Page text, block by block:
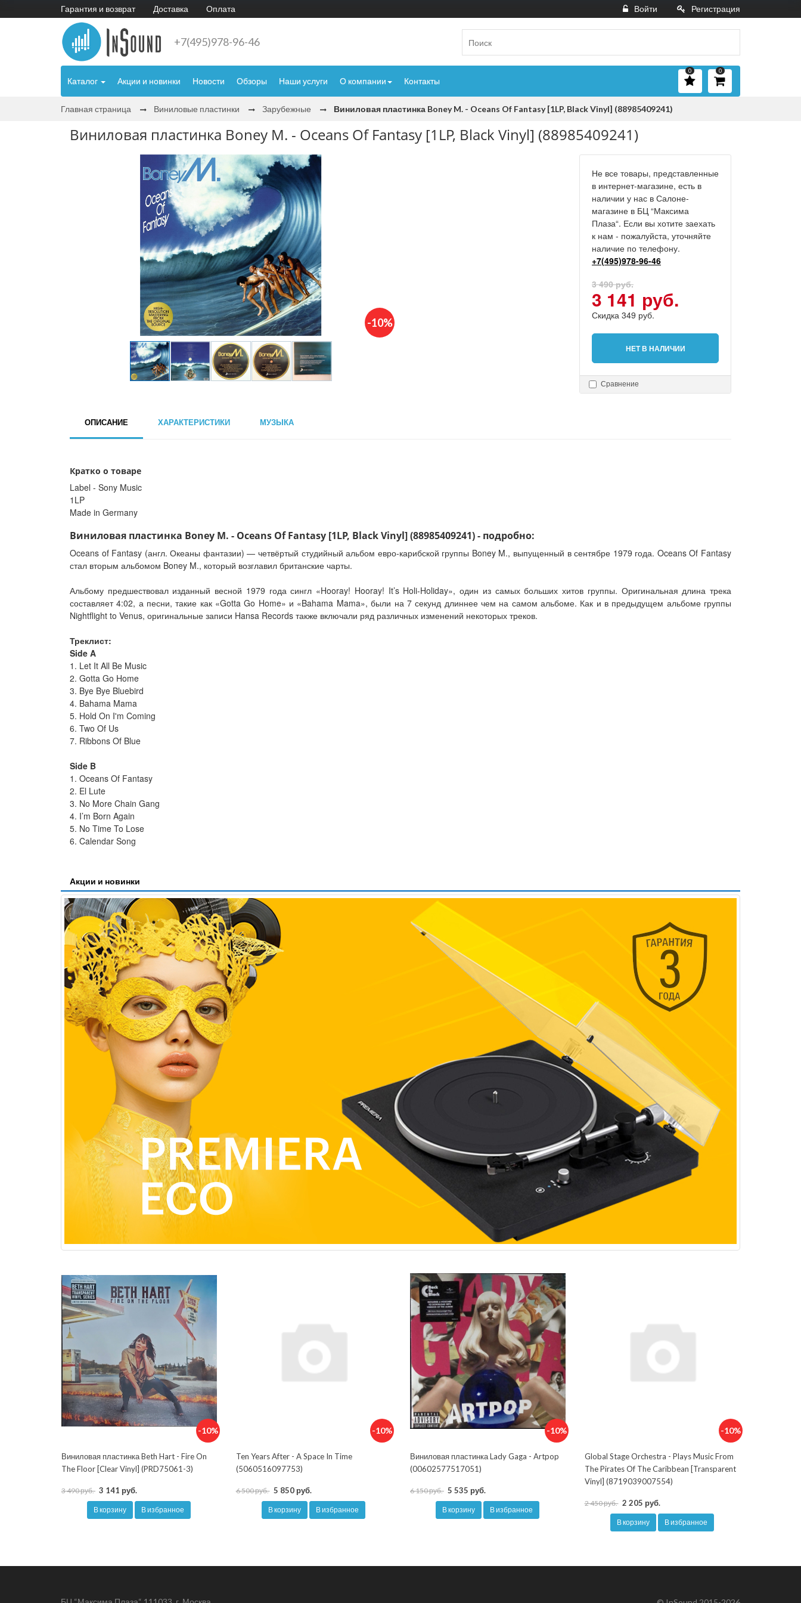
Гарантия и возврат Доставка Оплата Войти Регистрация
+7(495)978-96-46
Каталог Акции и новинки Новости Обзоры Наши услуги О компании Контакты
0
0
Главная страница Виниловые пластинки Зарубежные Виниловая пластинка Boney M. - Oceans Of Fantasy [1LP, Black Vinyl] (88985409241)
Виниловая пластинка Boney M. - Oceans Of Fantasy [1LP, Black Vinyl] (88985409241)
-10%
Не все товары, представленные
в интернет-магазине, есть в
наличии у нас в Салоне-
магазине в БЦ “Максима
Плаза“. Если вы хотите заехать
к нам - пожалуйста, уточняйте
наличие по телефону.
+7(495)978-96-46
3 490 руб.
3 141 руб.
Скидка 349 руб.
НЕТ В НАЛИЧИИ
Сравнение
ОПИСАНИЕ ХАРАКТЕРИСТИКИ МУЗЫКА
Кратко о товаре
Label - Sony Music
1LP
Made in Germany
Виниловая пластинка Boney M. - Oceans Of Fantasy [1LP, Black Vinyl] (88985409241) - подробно:
Oceans of Fantasy (англ. Океаны фантазии) — четвёртый студийный альбом евро-карибской группы Boney M., выпущенный в сентябре 1979 года. Oceans Of Fantasy
стал вторым альбомом Boney M., который возглавил британские чарты.
Альбому предшествовал изданный весной 1979 года сингл «Hooray! Hooray! It’s Holi-Holiday», один из самых больших хитов группы. Оригинальная длина трека
составляет 4:02, а песни, такие как «Gotta Go Home» и «Bahama Mama», были на 7 секунд длиннее чем на самом альбоме. Как и в предыдущем альбоме группы
Nightflight to Venus, оригинальные записи Hansa Records также включали ряд различных изменений некоторых треков.
Треклист:
Side A
1. Let It All Be Music
2. Gotta Go Home
3. Bye Bye Bluebird
4. Bahama Mama
5. Hold On I'm Coming
6. Two Of Us
7. Ribbons Of Blue
Side B
1. Oceans Of Fantasy
2. El Lute
3. No More Chain Gang
4. I’m Born Again
5. No Time To Lose
6. Calendar Song
Акции и новинки
-10%
Виниловая пластинка Beth Hart - Fire On
The Floor [Clear Vinyl] (PRD75061-3)
3 490 руб. 3 141 руб.
В корзину В избранное
-10%
Ten Years After - A Space In Time
(5060516097753)
6 500 руб. 5 850 руб.
В корзину В избранное
-10%
Виниловая пластинка Lady Gaga - Artpop
(00602577517051)
6 150 руб. 5 535 руб.
В корзину В избранное
-10%
Global Stage Orchestra - Plays Music From
The Pirates Of The Caribbean [Transparent
Vinyl] (8719039007554)
2 450 руб. 2 205 руб.
В корзину В избранное